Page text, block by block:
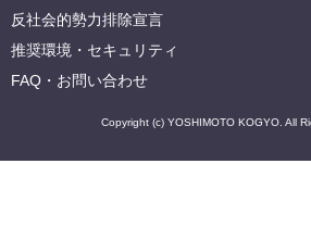
反社会的勢力排除宣言
推奨環境・セキュリティ
FAQ・お問い合わせ
Copyright (c) YOSHIMOTO KOGYO. All